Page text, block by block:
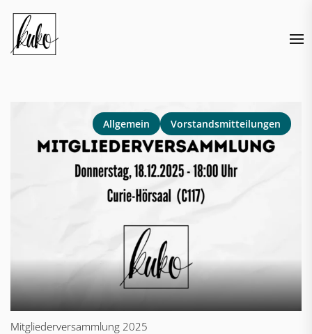
content
Allgemein Vorstandsmitteilungen
Mitgliederversammlung 2025